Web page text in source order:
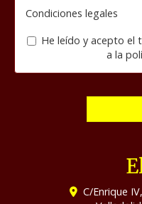
Condiciones legales
He leído y acepto el
a la
C/Enrique